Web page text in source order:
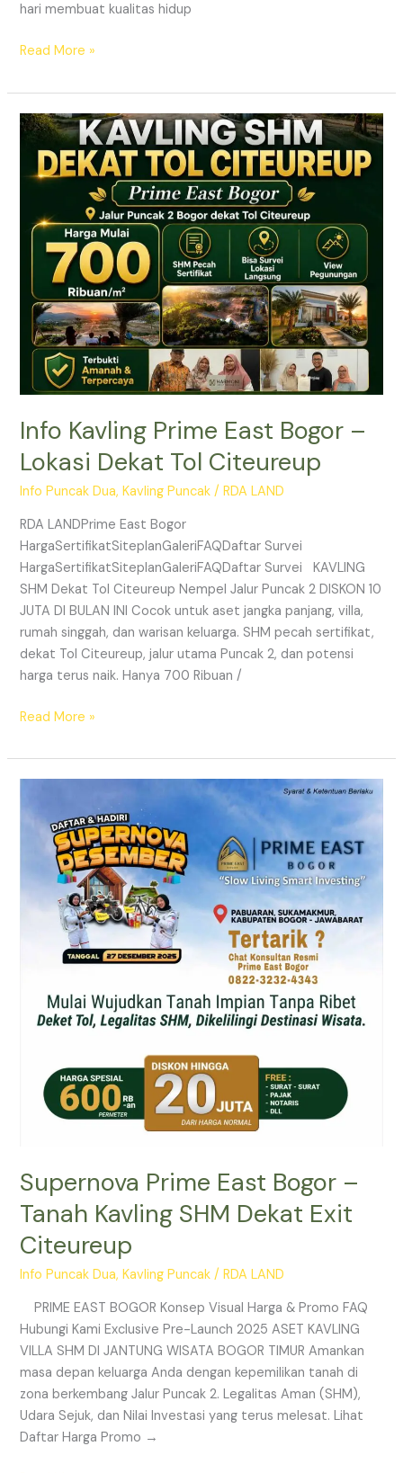
hari membuat kualitas hidup
Read More »
Info Kavling Prime East Bogor –
Lokasi Dekat Tol Citeureup
Info Puncak Dua,Kavling Puncak /RDA LAND
RDA LANDPrime East Bogor
HargaSertifikatSiteplanGaleriFAQDaftar Survei
HargaSertifikatSiteplanGaleriFAQDaftar Survei KAVLING
SHM Dekat Tol Citeureup Nempel Jalur Puncak 2 DISKON 10
JUTA DI BULAN INI Cocok untuk aset jangka panjang, villa,
rumah singgah, dan warisan keluarga. SHM pecah sertifikat,
dekat Tol Citeureup, jalur utama Puncak 2, dan potensi
harga terus naik. Hanya 700 Ribuan /
Info
Prime
East
Lokasi
Dekat
Tol
Citeureup
Read More »
Supernova Prime East Bogor –
Tanah Kavling SHM Dekat Exit
Citeureup
Info Puncak Dua,Kavling Puncak /RDA LAND
PRIME EAST BOGOR Konsep Visual Harga & Promo FAQ
Hubungi Kami Exclusive Pre-Launch 2025 ASET KAVLING
VILLA SHM DI JANTUNG WISATA BOGOR TIMUR Amankan
masa depan keluarga Anda dengan kepemilikan tanah di
zona berkembang Jalur Puncak 2. Legalitas Aman (SHM),
Udara Sejuk, dan Nilai Investasi yang terus melesat. Lihat
Daftar Harga Promo →
Prime
East
Bogor
Kavling
Citeureup